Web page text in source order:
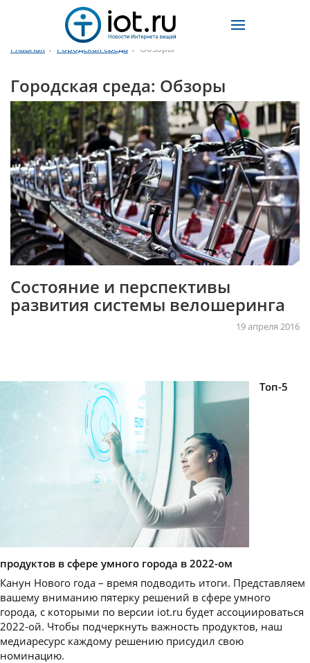
Главная / Городская среда / Обзоры
Городская среда: Обзоры
Состояние и перспективы
развития системы велошеринга
19 апреля 2016
Топ-5
продуктов в сфере умного города в 2022-ом
Канун Нового года – время подводить итоги. Представляем
вашему вниманию пятерку решений в сфере умного
города, с которыми по версии iot.ru будет ассоциироваться
2022-ой. Чтобы подчеркнуть важность продуктов, наш
медиаресурс каждому решению присудил свою
номинацию.